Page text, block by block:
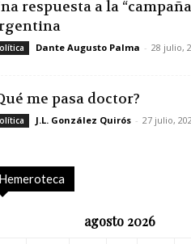
respuesta a la
Dante Augusto Palma - 28 julio,
me pasa doctor?
J.L. González Quirós - 27 julio,
Hemeroteca
agosto 2026